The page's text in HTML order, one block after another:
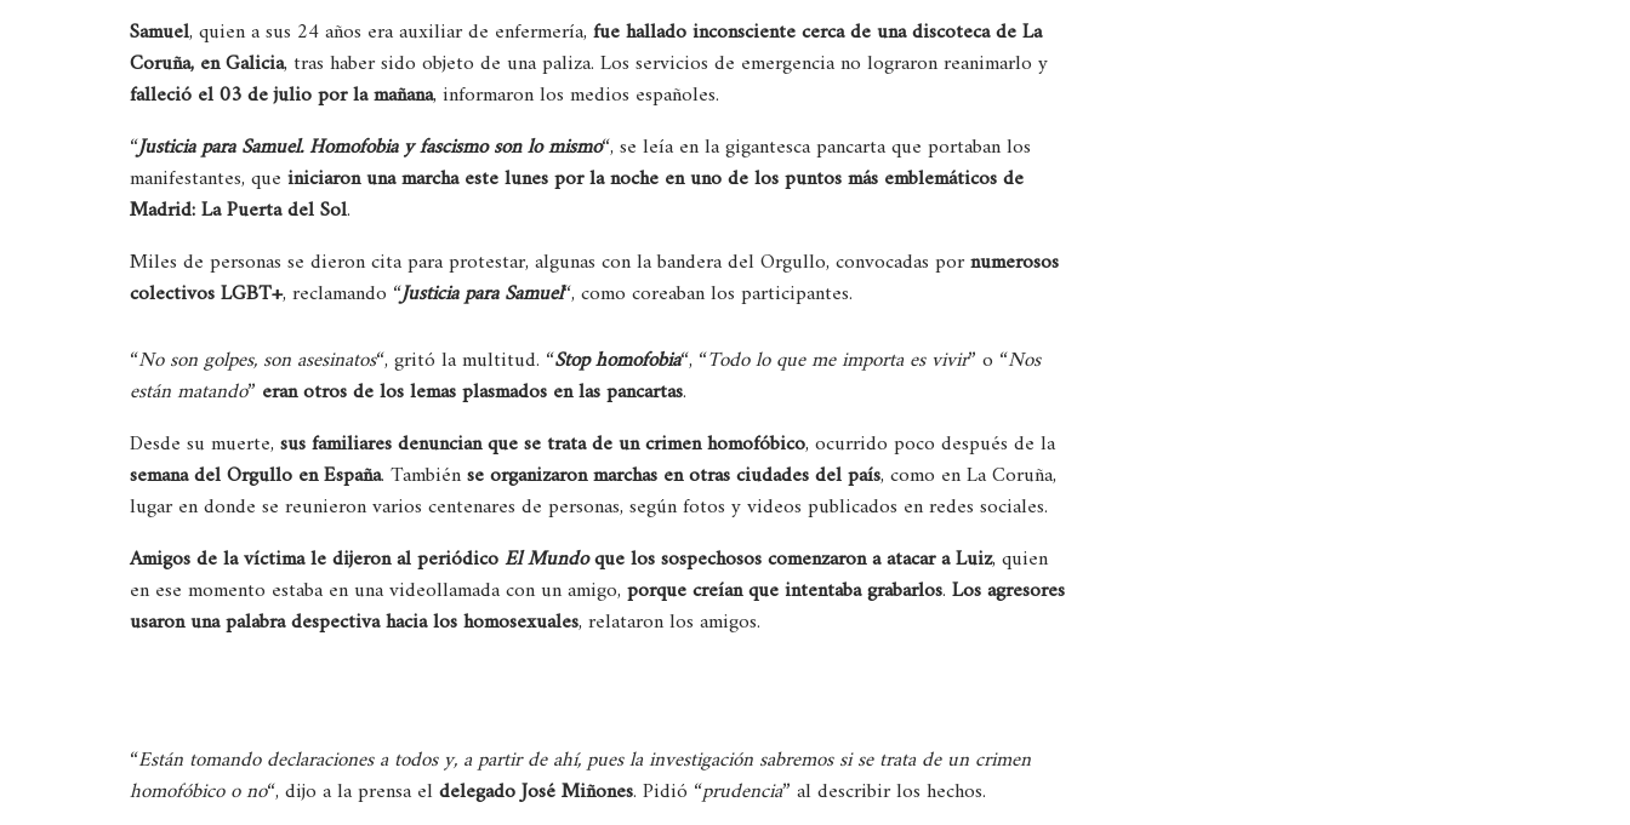
Samuel, quien a sus 24 años era auxiliar de enfermería, fue hallado inconsciente cerca de una discoteca de La
Coruña, en Galicia, tras haber sido objeto de una paliza. Los servicios de emergencia no lograron reanimarlo y
falleció el 03 de julio por la mañana, informaron los medios españoles.
“Justicia para Samuel. Homofobia y fascismo son lo mismo“, se leía en la gigantesca pancarta que portaban los
manifestantes, que iniciaron una marcha este lunes por la noche en uno de los puntos más emblemáticos de
Madrid: La Puerta del Sol.
Miles de personas se dieron cita para protestar, algunas con la bandera del Orgullo, convocadas pornumerosos
colectivos LGBT+, reclamando “Justicia para Samuel“, como coreaban los participantes.
“No son golpes, son asesinatos“, gritó la multitud. “Stop homofobia“, “Todo lo que me importa es vivir” o “Nos
están matando” eran otros de los lemas plasmados en las pancartas.
Desde su muerte, sus familiares denuncian que se trata de un crimen homofóbico, ocurrido poco después de la
semana del Orgullo en España. Tambiénse organizaron marchas en otras ciudades del país, como en La Coruña,
lugar en donde se reunieron varios centenares de personas, según fotos y videos publicados en redes sociales.
Amigos de la víctima le dijeron al periódicoEl Mundoque los sospechosos comenzaron a atacar a Luiz, quien
en ese momento estaba en una videollamada con un amigo, porque creían que intentaba grabarlos. Los agresores
usaron una palabra despectiva hacia los homosexuales, relataron los amigos.
“Están tomando declaraciones a todos y, a partir de ahí, pues la investigación sabremos si se trata de un crimen
homofóbico o no“, dijo a la prensa eldelegado José Miñones. Pidió “prudencia” al describir los hechos.